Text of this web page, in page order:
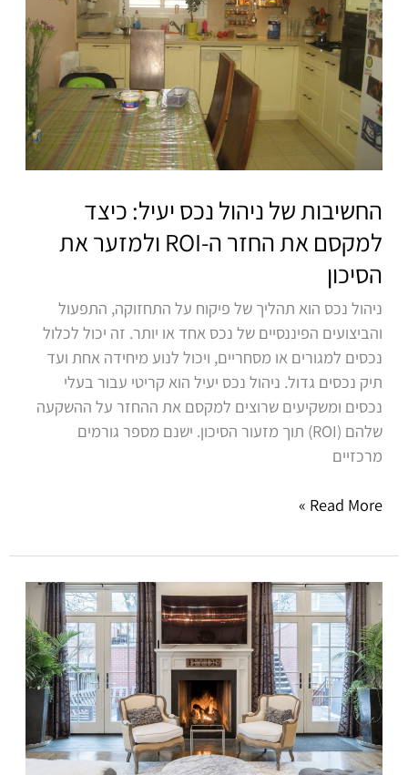
החשיבות של ניהול נכס יעיל: כיצד
למקסם את החזר ה-ROI ולמזער את
הסיכון
ניהול נכס הוא תהליך של פיקוח על התחזוקה, התפעול
והביצועים הפיננסיים של נכס אחד או יותר. זה יכול לכלול
נכסים למגורים או מסחריים, ויכול לנוע מיחידה אחת ועד
תיק נכסים גדול. ניהול נכס יעיל הוא קריטי עבור בעלי
נכסים ומשקיעים שרוצים למקסם את ההחזר על ההשקעה
שלהם (ROI) תוך מזעור הסיכון. ישנם מספר גורמים
מרכזיים
יעיל:
כיצד
למקסם
את
החזר
ה-
ROI
את
הסיכון
Read More »
חברות
ניהול
נכסים
או
טיפול
עצמי
בנכס?